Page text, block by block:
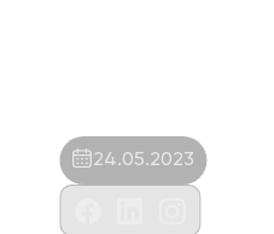
24.05.2023